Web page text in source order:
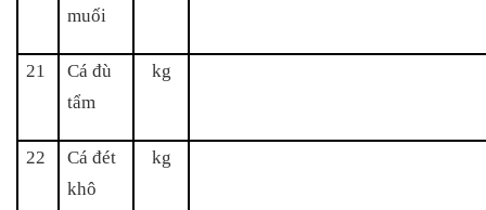
muối
21
Cá đù
tẩm
kg
22
Cá đét
khô
kg